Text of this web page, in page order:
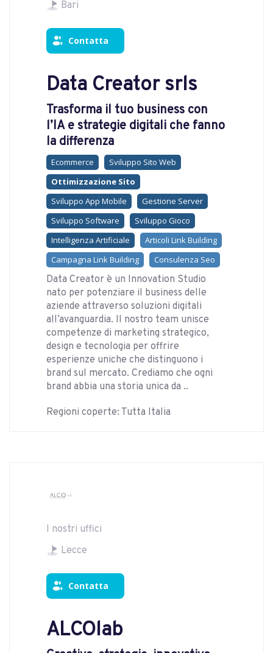
Bari
Contatta
Data Creator srls
Trasforma il tuo business con
l’IA e strategie digitali che fanno
la differenza
Ecommerce
Sviluppo Sito Web
Ottimizzazione Sito
Sviluppo App Mobile
Gestione Server
Sviluppo Software
Sviluppo Gioco
Intelligenza Artificiale
Articoli Link Building
Campagna Link Building
Consulenza Seo
Data Creator è un Innovation Studio
nato per potenziare il business delle
aziende attraverso soluzioni digitali
all’avanguardia. Il nostro team unisce
competenze di marketing strategico,
design e tecnologia per offrire
esperienze uniche che distinguono i
brand sul mercato. Crediamo che ogni
brand abbia una storia unica da ..
Regioni coperte: Tutta Italia
I nostri uffici
Lecce
Contatta
ALCOlab